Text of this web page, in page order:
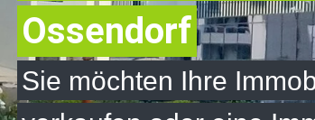
Ossendorf
Sie möchten Ihre